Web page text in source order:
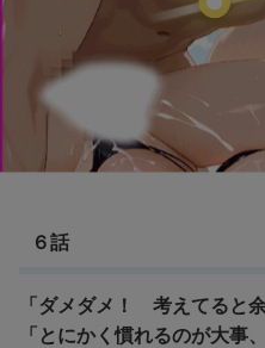
６話
「ダメダメ！ 考えてると
「とにかく慣れるのが大事